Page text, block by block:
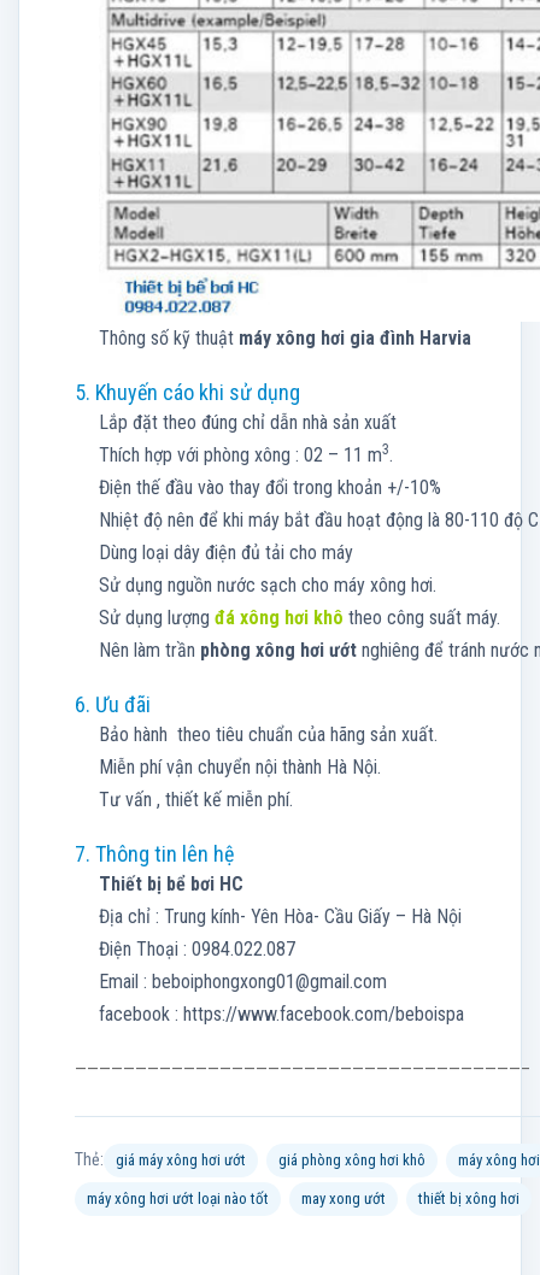
Thông số kỹ thuật máy xông hơi gia đình Harvia
5. Khuyến cáo khi sử dụng
Lắp đặt theo đúng chỉ dẫn nhà sản xuất
Thích hợp với phòng xông : 02 – 11 m3.
Điện thế đầu vào thay đổi trong khoản +/-10%
Nhiệt độ nên để khi máy bắt đầu hoạt động là 80-110 độ C
Dùng loại dây điện đủ tải cho máy
Sử dụng nguồn nước sạch cho máy xông hơi.
Sử dụng lượng đá xông hơi khô theo công suất máy.
Nên làm trần phòng xông hơi ướt nghiêng để tránh nước
6. Ưu đãi
Bảo hành theo tiêu chuẩn của hãng sản xuất.
Miễn phí vận chuyển nội thành Hà Nội.
Tư vấn , thiết kế miễn phí.
7. Thông tin lên hệ
Thiết bị bể bơi HC
Địa chỉ : Trung kính- Yên Hòa- Cầu Giấy – Hà Nội
Điện Thoại : 0984.022.087
Email : beboiphongxong01@gmail.com
facebook : https://www.facebook.com/beboispa
—————————————————————————————————————–
Thẻ: giá máy xông hơi ướt giá phòng xông hơi khô máy xông hơi
máy xông hơi ướt loại nào tốt may xong ướt thiết bị xông hơi